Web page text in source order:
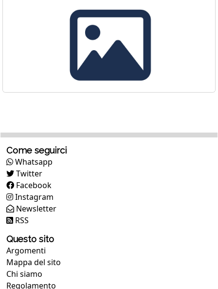
Come seguirci
Whatsapp
Twitter
Facebook
Instagram
Newsletter
RSS
Questo sito
Argomenti
Mappa del sito
Chi siamo
Regolamento